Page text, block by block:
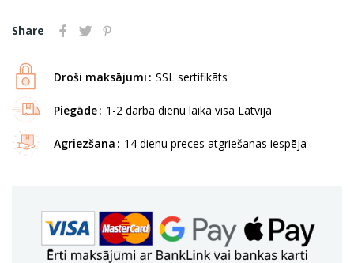
Share
Droši maksājumi SSL sertifikāts
Piegāde 1-2 darba dienu laikā visā Latvijā
Agriezšana 14 dienu preces atgriešanas iespēja